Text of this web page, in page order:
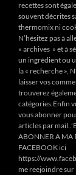
recettes sont
souvent décrites
thermomix ni
N’hésitez pas à
« archives » et à
un ingrédient ou
la « recherche ».
laisser vos
trouverez
catégories.Enfin
vous abonner
articles par
ABONNER A MA
FACEBOOK ici
https://
me reejoindre